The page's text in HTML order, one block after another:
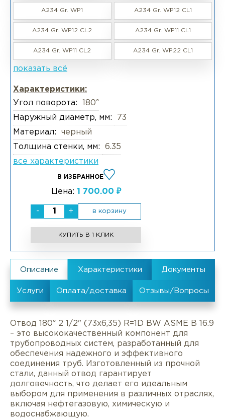
A234 Gr. WP1 A234 Gr. WP12 CL1
A234 Gr. WP12 CL2 A234 Gr. WP11 CL1
A234 Gr. WP11 CL2 A234 Gr. WP22 CL1
показать всё
Характеристики:
Угол поворота:
180°
Наружный диаметр, мм:
73
Материал:
черный
Толщина стенки, мм:
6.35
все характеристики
В ИЗБРАННОЕ
Цена: 1 700.00 ₽
- + в корзину
КУПИТЬ В 1 КЛИК
Отвод 180° 2 1/2" (73х6,35) R=1D BW ASME B 16.9
– это высококачественный компонент для
трубопроводных систем, разработанный для
обеспечения надежного и эффективного
соединения труб. Изготовленный из прочной
стали, данный отвод гарантирует
долговечность, что делает его идеальным
выбором для применения в различных отраслях,
включая нефтегазовую, химическую и
водоснабжающую.